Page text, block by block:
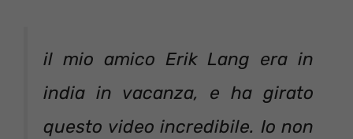
il mio amico Erik Lang era in
india in vacanza, e ha girato
questo video incredibile. Io non